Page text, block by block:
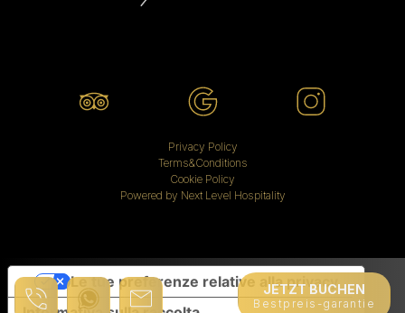
JETZT BUCHEN
Bestpreis-garantie
Privacy Policy
Terms&Conditions
Cookie Policy
Powered by Next Level Hospitality
Le tue preferenze relative alla privacy